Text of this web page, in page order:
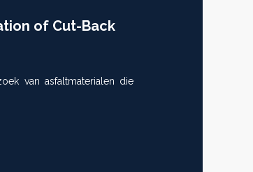
of Cut-Back
van asfaltmaterialen die